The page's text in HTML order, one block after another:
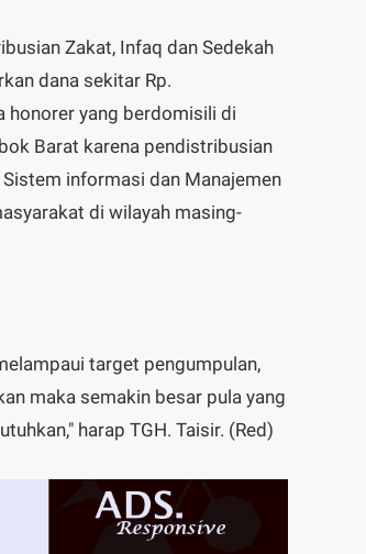
Zakat, Infaq dan Sedekah
dana sekitar Rp.
honorer yang berdomisili di
Barat karena pendistribusian
informasi dan Manajemen
di wilayah masing-
target pengumpulan,
maka semakin besar pula yang
harap TGH. Taisir. (Red)